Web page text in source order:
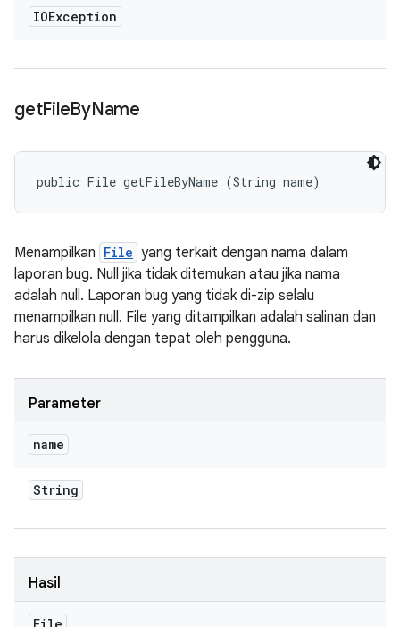
IOException
getFileByName
public File getFileByName (String name)
Menampilkan File yang terkait dengan nama dalam
laporan bug. Null jika tidak ditemukan atau jika nama
adalah null. Laporan bug yang tidak di-zip selalu
menampilkan null. File yang ditampilkan adalah salinan dan
harus dikelola dengan tepat oleh pengguna.
Parameter
name
String
Hasil